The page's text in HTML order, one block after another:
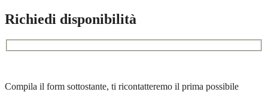
Richiedi disponibilità
Compila il form sottostante, ti ricontatteremo il prima possibile